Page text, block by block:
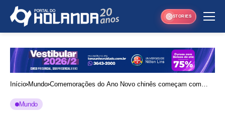
STORIES
Início Mundo Comemorações do Ano Novo chinês começam com
Mundo